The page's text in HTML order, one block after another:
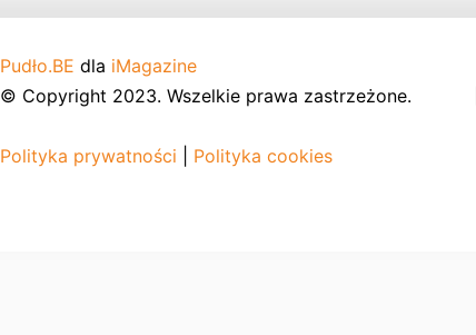
Pudło.BE dla iMagazine
© Copyright 2023. Wszelkie prawa zastrzeżone.
Polityka prywatności Polityka cookies